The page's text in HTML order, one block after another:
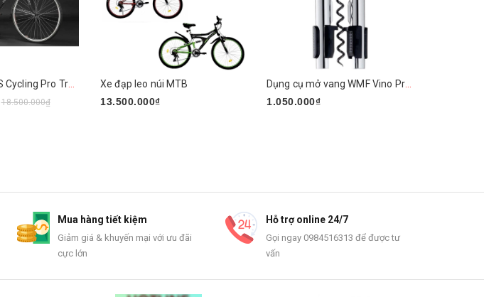
Xe đạp nam KS Cycling Pro Trukking Line
18.500.000₫
Xe đạp leo núi MTB
13.500.000₫
Dụng cụ mở vang WMF Vino Prosecco
1.050.000₫
Mua hàng tiết kiệm
Giảm giá & khuyến mại với ưu đãi
cực lớn
Hỗ trợ online 24/7
Gọi ngay 0984516313 để được tư
vấn